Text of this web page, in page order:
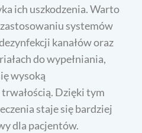
ich uszkodzenia. Warto
systemów
kanałów oraz
do wypełniania,
wysoką
Dzięki tym
staje się bardziej
dla pacjentów.